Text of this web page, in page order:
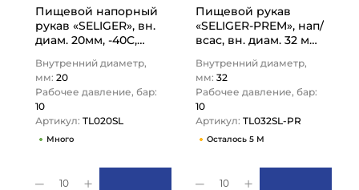
Пищевой напорный
рукав «SELIGER», вн.
диам. 20мм, -40C,
TITAN…
Внутренний диаметр,
мм: 20
Рабочее давление, бар:
10
Артикул: TL020SL
Много
10
Пищевой рукав
«SELIGER-PREM», нап/
всас, вн. диам. 32 мм,
TL032SL-PR TITAN…
Внутренний диаметр,
мм: 32
Рабочее давление, бар:
10
Артикул: TL032SL-PR
Осталось 5 М
10